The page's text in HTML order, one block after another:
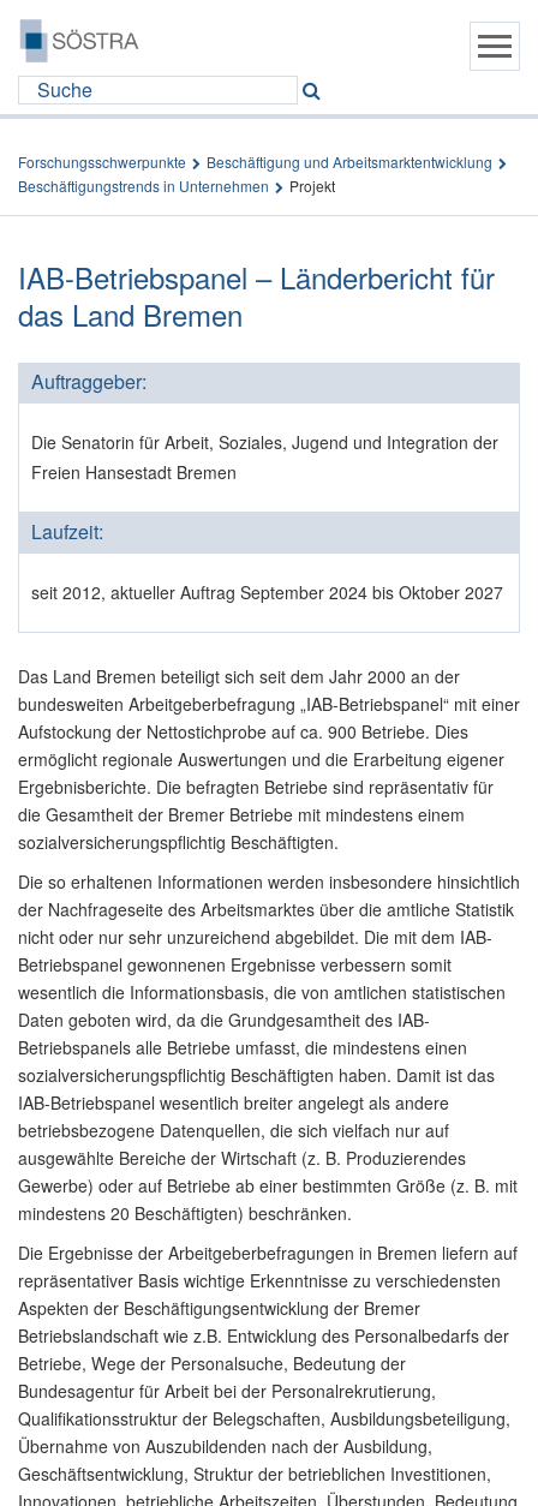
Forschungsschwerpunkte
Beschäftigung und Arbeitsmarktentwicklung
Beschäftigungstrends in Unternehmen
Projekt
IAB-Betriebspanel – Länderbericht für
das Land Bremen
Auftraggeber:
Die Senatorin für Arbeit, Soziales, Jugend und Integration der
Freien Hansestadt Bremen
Laufzeit:
seit 2012, aktueller Auftrag September 2024 bis Oktober 2027
Das Land Bremen beteiligt sich seit dem Jahr 2000 an der
bundesweiten Arbeitgeberbefragung „IAB-Betriebspanel“ mit einer
Aufstockung der Nettostichprobe auf ca. 900 Betriebe. Dies
ermöglicht regionale Auswertungen und die Erarbeitung eigener
Ergebnisberichte. Die befragten Betriebe sind repräsentativ für
die Gesamtheit der Bremer Betriebe mit mindestens einem
sozialversicherungspflichtig Beschäftigten.
Die so erhaltenen Informationen werden insbesondere hinsichtlich
der Nachfrageseite des Arbeitsmarktes über die amtliche Statistik
nicht oder nur sehr unzureichend abgebildet. Die mit dem IAB-
Betriebspanel gewonnenen Ergebnisse verbessern somit
wesentlich die Informationsbasis, die von amtlichen statistischen
Daten geboten wird, da die Grundgesamtheit des IAB-
Betriebspanels alle Betriebe umfasst, die mindestens einen
sozialversicherungspflichtig Beschäftigten haben. Damit ist das
IAB-Betriebspanel wesentlich breiter angelegt als andere
betriebsbezogene Datenquellen, die sich vielfach nur auf
ausgewählte Bereiche der Wirtschaft (z. B. Produzierendes
Gewerbe) oder auf Betriebe ab einer bestimmten Größe (z. B. mit
mindestens 20 Beschäftigten) beschränken.
Die Ergebnisse der Arbeitgeberbefragungen in Bremen liefern auf
repräsentativer Basis wichtige Erkenntnisse zu verschiedensten
Aspekten der Beschäftigungsentwicklung der Bremer
Betriebslandschaft wie z.B. Entwicklung des Personalbedarfs der
Betriebe, Wege der Personalsuche, Bedeutung der
Bundesagentur für Arbeit bei der Personalrekrutierung,
Qualifikationsstruktur der Belegschaften, Ausbildungsbeteiligung,
Übernahme von Auszubildenden nach der Ausbildung,
Geschäftsentwicklung, Struktur der betrieblichen Investitionen,
Innovationen, betriebliche Arbeitszeiten, Überstunden, Bedeutung